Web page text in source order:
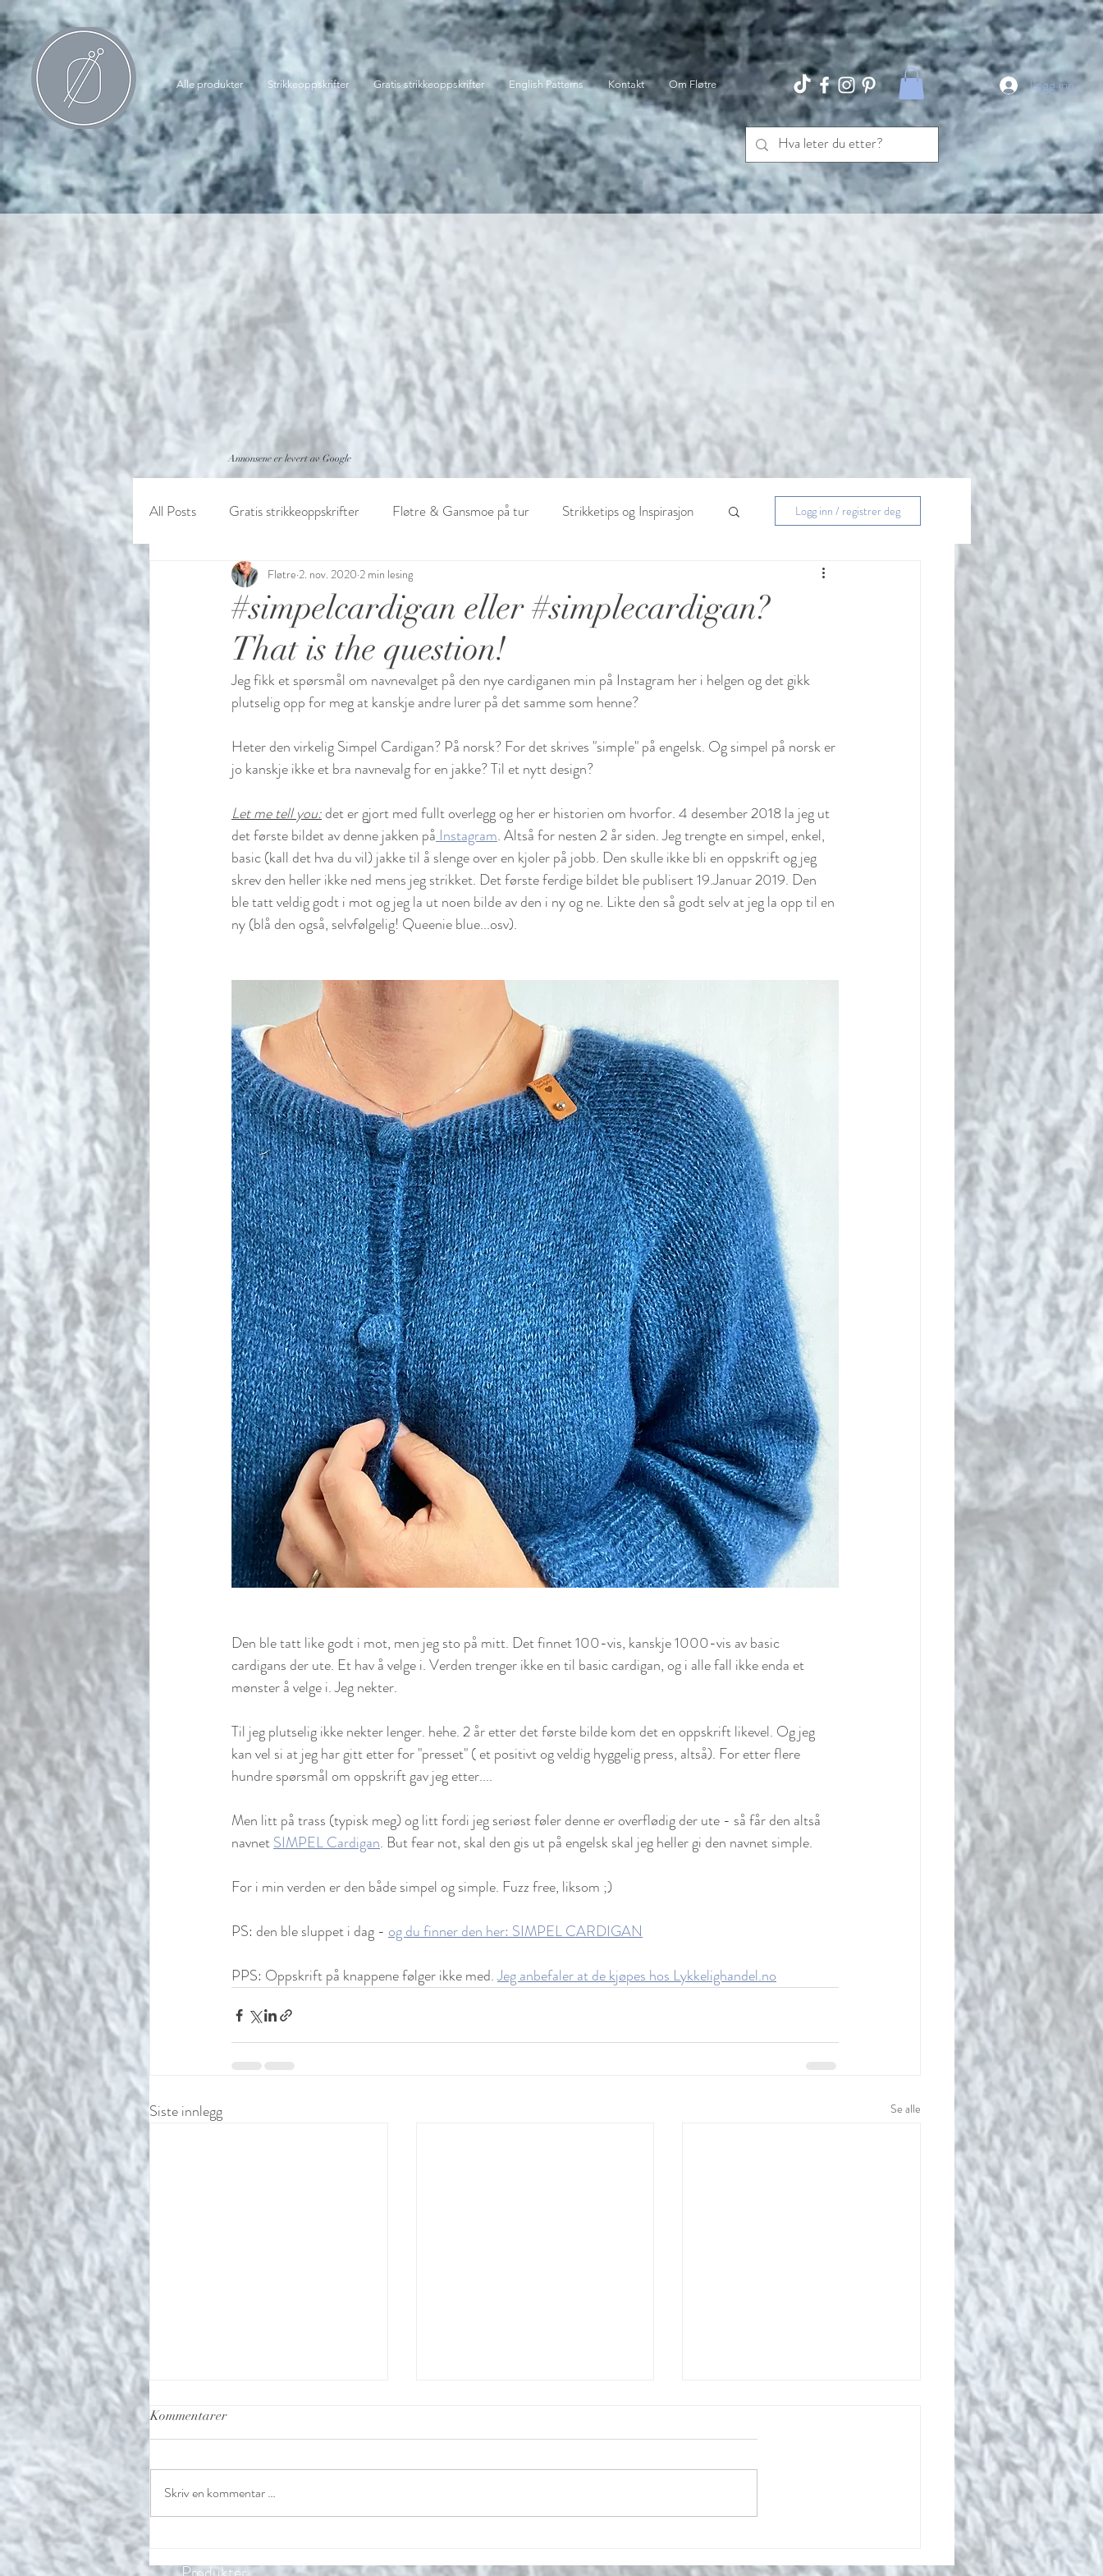
Alle produkter Strikkeoppskrifter Gratis strikkeoppskrifter English Patterns Kontakt Om Fløtre Logg inn
Annonsene er levert av Google
All Posts Gratis strikkeoppskrifter Fløtre & Gansmoe på tur Strikketips og Inspirasjon Logg inn / registrer deg
#simpelcardigan eller #simplecardigan?
That is the question!
Fløtre 2. nov. 2020 2 min lesing
Jeg fikk et spørsmål om navnevalget på den nye cardiganen min på Instagram her i helgen og det gikk
plutselig opp for meg at kanskje andre lurer på det samme som henne?
Heter den virkelig Simpel Cardigan? På norsk? For det skrives "simple" på engelsk. Og simpel på norsk er
jo kanskje ikke et bra navnevalg for en jakke? Til et nytt design?
Let me tell you: det er gjort med fullt overlegg og her er historien om hvorfor. 4 desember 2018 la jeg ut
det første bildet av denne jakken på Instagram. Altså for nesten 2 år siden. Jeg trengte en simpel, enkel,
basic (kall det hva du vil) jakke til å slenge over en kjoler på jobb. Den skulle ikke bli en oppskrift og jeg
skrev den heller ikke ned mens jeg strikket. Det første ferdige bildet ble publisert 19.Januar 2019. Den
ble tatt veldig godt i mot og jeg la ut noen bilde av den i ny og ne. Likte den så godt selv at jeg la opp til en
ny (blå den også, selvfølgelig! Queenie blue...osv).
Den ble tatt like godt i mot, men jeg sto på mitt. Det finnet 100-vis, kanskje 1000-vis av basic
cardigans der ute. Et hav å velge i. Verden trenger ikke en til basic cardigan, og i alle fall ikke enda et
mønster å velge i. Jeg nekter.
Til jeg plutselig ikke nekter lenger. hehe. 2 år etter det første bilde kom det en oppskrift likevel. Og jeg
kan vel si at jeg har gitt etter for "presset" ( et positivt og veldig hyggelig press, altså). For etter flere
hundre spørsmål om oppskrift gav jeg etter....
Men litt på trass (typisk meg) og litt fordi jeg seriøst føler denne er overflødig der ute - så får den altså
navnet SIMPEL Cardigan. But fear not, skal den gis ut på engelsk skal jeg heller gi den navnet simple.
For i min verden er den både simpel og simple. Fuzz free, liksom ;)
PS: den ble sluppet i dag - og du finner den her: SIMPEL CARDIGAN
PPS: Oppskrift på knappene følger ikke med. Jeg anbefaler at de kjøpes hos Lykkelighandel.no
Siste innlegg Se alle
Kommentarer
Skriv en kommentar …